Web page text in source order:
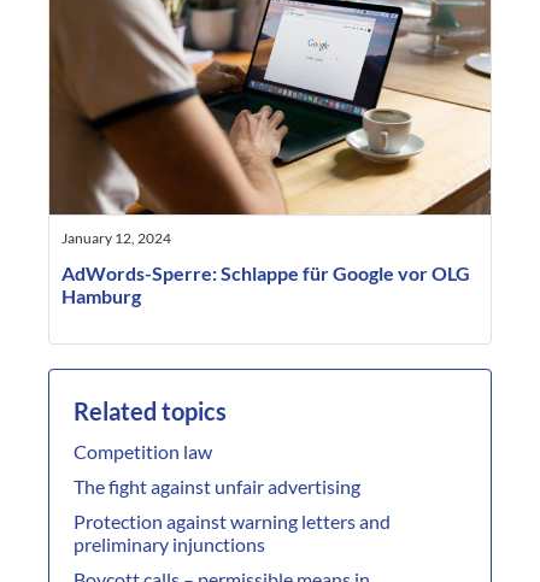
January 12, 2024
AdWords-Sperre: Schlappe für Google vor OLG
Hamburg
Related topics
Competition law
The fight against unfair advertising
Protection against warning letters and
preliminary injunctions